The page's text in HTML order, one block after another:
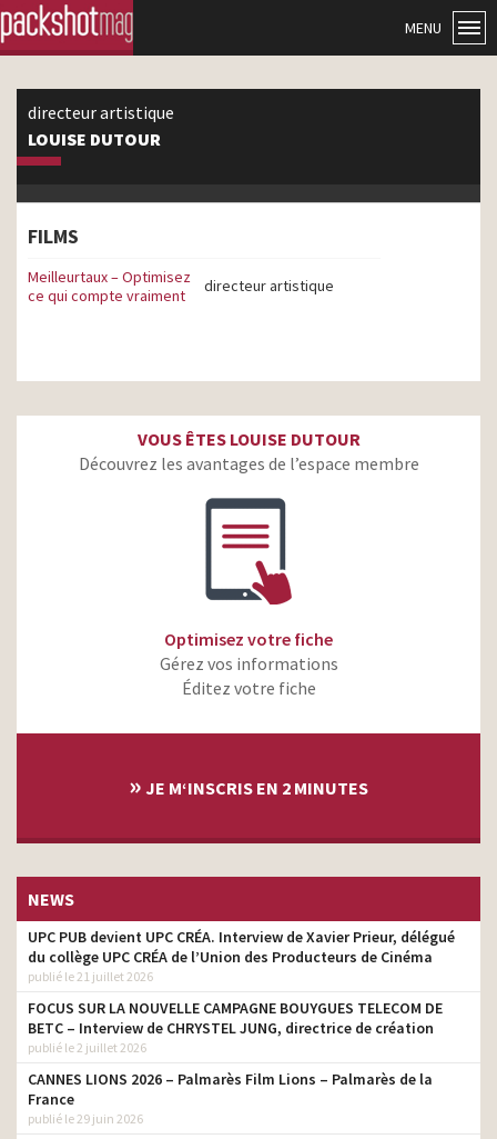
MENU
directeur artistique
LOUISE DUTOUR
FILMS
Meilleurtaux – Optimisez
ce qui compte vraiment
directeur artistique
VOUS ÊTES LOUISE DUTOUR
Découvrez les avantages de l’espace membre
Optimisez votre fiche
Gérez vos informations
Éditez votre fiche
» JE M‘INSCRIS EN 2 MINUTES
NEWS
UPC PUB devient UPC CRÉA. Interview de Xavier Prieur, délégué
du collège UPC CRÉA de l’Union des Producteurs de Cinéma
publié le 21 juillet 2026
FOCUS SUR LA NOUVELLE CAMPAGNE BOUYGUES TELECOM DE
BETC – Interview de CHRYSTEL JUNG, directrice de création
publié le 2 juillet 2026
CANNES LIONS 2026 – Palmarès Film Lions – Palmarès de la
France
publié le 29 juin 2026